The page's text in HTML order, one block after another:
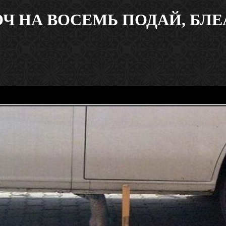
НА ВОСЕМЬ ПОДАЙ,